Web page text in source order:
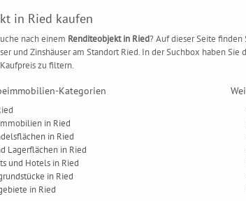
in Ried kaufen
nach einem Renditeobjekt in Ried? Auf dieser Seite
und Zinshäuser am Standort Ried. In der Suchbox haben
zu filtern.
Kategorien
in Ried
in Ried
Lagerflächen in Ried
und Hotels in Ried
in Ried
in Ried